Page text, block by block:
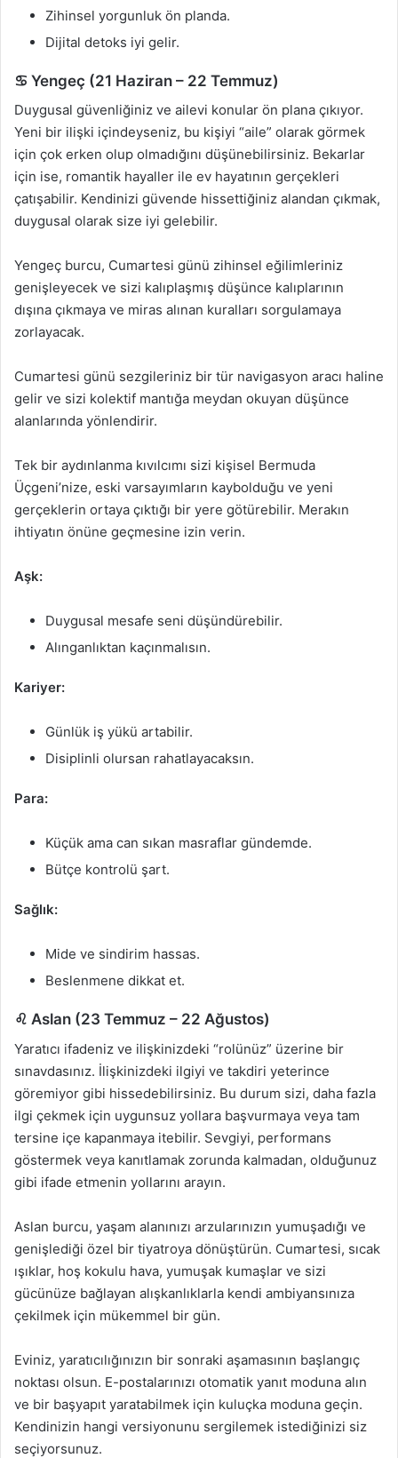
Zihinsel yorgunluk ön planda.
Dijital detoks iyi gelir.
♋ Yengeç (21 Haziran – 22 Temmuz)
Duygusal güvenliğiniz ve ailevi konular ön plana çıkıyor.
Yeni bir ilişki içindeyseniz, bu kişiyi “aile” olarak görmek
için çok erken olup olmadığını düşünebilirsiniz. Bekarlar
için ise, romantik hayaller ile ev hayatının gerçekleri
çatışabilir. Kendinizi güvende hissettiğiniz alandan çıkmak,
duygusal olarak size iyi gelebilir.
Yengeç burcu, Cumartesi günü zihinsel eğilimleriniz
genişleyecek ve sizi kalıplaşmış düşünce kalıplarının
dışına çıkmaya ve miras alınan kuralları sorgulamaya
zorlayacak.
Cumartesi günü sezgileriniz bir tür navigasyon aracı haline
gelir ve sizi kolektif mantığa meydan okuyan düşünce
alanlarında yönlendirir.
Tek bir aydınlanma kıvılcımı sizi kişisel Bermuda
Üçgeni’nize, eski varsayımların kaybolduğu ve yeni
gerçeklerin ortaya çıktığı bir yere götürebilir. Merakın
ihtiyatın önüne geçmesine izin verin.
Aşk:
Duygusal mesafe seni düşündürebilir.
Alınganlıktan kaçınmalısın.
Kariyer:
Günlük iş yükü artabilir.
Disiplinli olursan rahatlayacaksın.
Para:
Küçük ama can sıkan masraflar gündemde.
Bütçe kontrolü şart.
Sağlık:
Mide ve sindirim hassas.
Beslenmene dikkat et.
♌ Aslan (23 Temmuz – 22 Ağustos)
Yaratıcı ifadeniz ve ilişkinizdeki “rolünüz” üzerine bir
sınavdasınız. İlişkinizdeki ilgiyi ve takdiri yeterince
göremiyor gibi hissedebilirsiniz. Bu durum sizi, daha fazla
ilgi çekmek için uygunsuz yollara başvurmaya veya tam
tersine içe kapanmaya itebilir. Sevgiyi, performans
göstermek veya kanıtlamak zorunda kalmadan, olduğunuz
gibi ifade etmenin yollarını arayın.
Aslan burcu, yaşam alanınızı arzularınızın yumuşadığı ve
genişlediği özel bir tiyatroya dönüştürün. Cumartesi, sıcak
ışıklar, hoş kokulu hava, yumuşak kumaşlar ve sizi
gücünüze bağlayan alışkanlıklarla kendi ambiyansınıza
çekilmek için mükemmel bir gün.
Eviniz, yaratıcılığınızın bir sonraki aşamasının başlangıç ​​
noktası olsun. E-postalarınızı otomatik yanıt moduna alın
ve bir başyapıt yaratabilmek için kuluçka moduna geçin.
Kendinizin hangi versiyonunu sergilemek istediğinizi siz
seçiyorsunuz.